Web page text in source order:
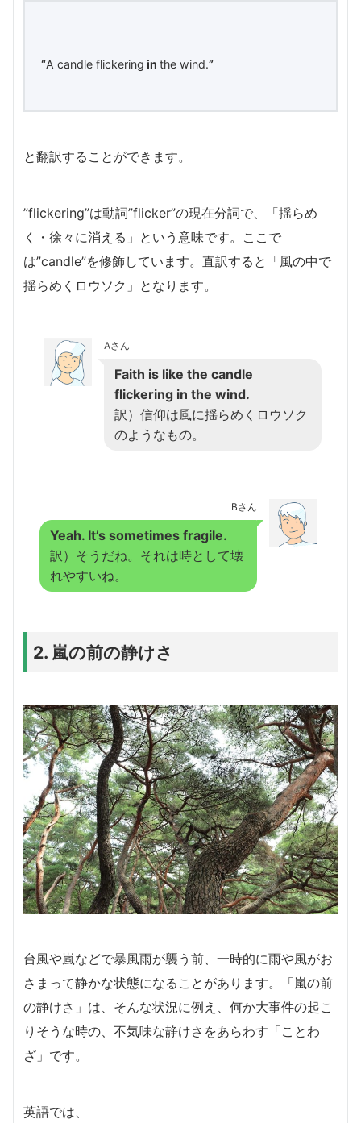
“A candle flickering in the wind.”
と翻訳することができます。
”flickering”は動詞”flicker”の現在分詞で、「揺らめ
く・徐々に消える」という意味です。ここで
は”candle”を修飾しています。直訳すると「風の中で
揺らめくロウソク 」となります。
Aさん
Faith is like the candle
flickering in the wind.
訳）信仰は風に揺らめくロウソク
のようなもの。
Bさん
Yeah. It’s sometimes fragile.
訳）そうだね。それは時として壊
れやすいね。
2. 嵐の前の静けさ
台風や嵐などで暴風雨が襲う前、一時的に雨や風がお
さまって静かな状態になることがあります。「嵐の前
の静けさ」は、そんな状況に例え、何か大事件の起こ
りそうな時の、不気味な静けさをあらわす「ことわ
ざ」です。
英語では、